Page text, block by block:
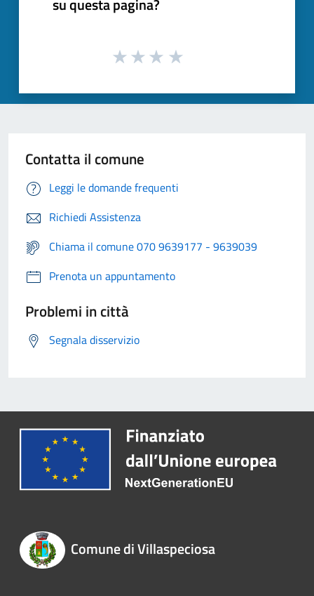
Contatta il comune
Leggi le domande frequenti
Richiedi Assistenza
Chiama il comune 070 9639177 - 9639039
Prenota un appuntamento
Problemi in città
Segnala disservizio
Comune di Villaspeciosa